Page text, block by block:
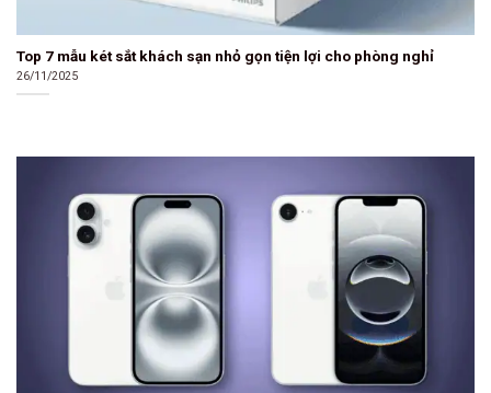
Top 7 mẫu két sắt khách sạn nhỏ gọn tiện lợi cho phòng nghỉ
26/11/2025